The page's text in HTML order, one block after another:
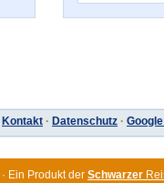
Kontakt · Datenschutz ·
· Ein Produkt der Schwarzer